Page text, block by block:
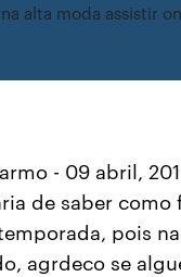
alta moda assistir
- 09 abril,
de saber como
pois
agrdeco se